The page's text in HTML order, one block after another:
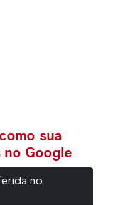
sua
Google
no